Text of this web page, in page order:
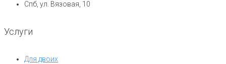
Спб, ул. Вязовая, 10
Услуги
Для двоих